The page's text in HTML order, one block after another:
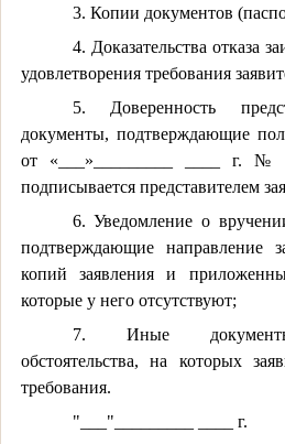
3. Копии документов
4. Доказательства отказа
удовлетворения требования
5. Доверенность
документы, подтверждающие
от «___»_________ ____ г. №
подписывается представителем
6. Уведомление о
подтверждающие направление
копий заявления и
которые у него отсутствуют;
7. Иные
обстоятельства, на которых
требования.
"___"_________ ____ г.